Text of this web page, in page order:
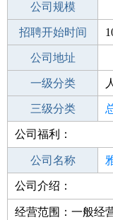
工作地点
公司规模
公司电话
招聘开始时间
招聘结束时间
公司地址
一级分类
二级分类
三级分类
其他行业
公司福利：
公司名称
公司类型
公司介绍：
经营范围：一般经